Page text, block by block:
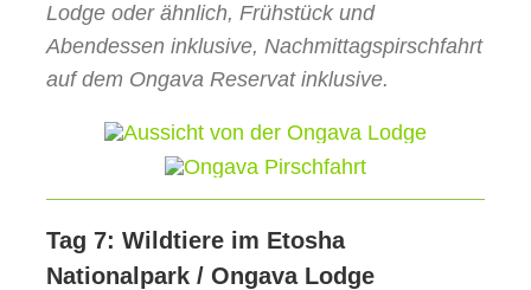
Lodge oder ähnlich, Frühstück und
Abendessen inklusive, Nachmittagspirschfahrt
auf dem Ongava Reservat inklusive.
Tag 7: Wildtiere im Etosha
Nationalpark / Ongava Lodge